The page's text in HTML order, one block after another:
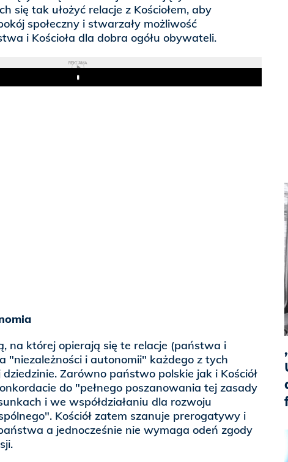
się tak ułożyć relacje z Kościołem, aby
społeczny i stwarzały możliwość
i Kościoła dla dobra ogółu obywateli.
REKLAMA
Play
na której opierają się te relacje (państwa i
"niezależności i autonomii" każdego z tych
Zarówno państwo polskie jak i Kościół
do "pełnego poszanowania tej zasady
i we współdziałaniu dla rozwoju
Kościół zatem szanuje prerogatywy i
a jednocześnie nie wymaga odeń zgody